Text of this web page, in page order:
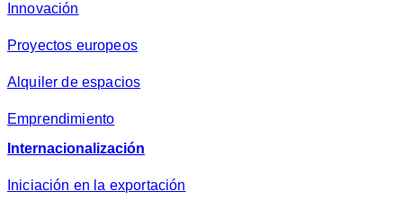
Innovación
Proyectos europeos
Alquiler de espacios
Emprendimiento
Internacionalización
Iniciación en la exportación